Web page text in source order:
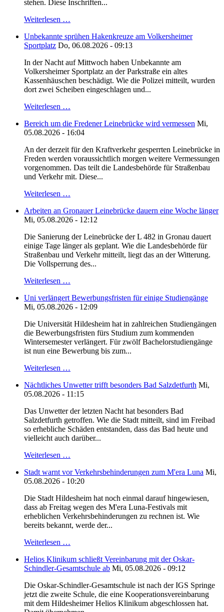
stehen. Diese Inschriften...
Weiterlesen …
Unbekannte sprühen Hakenkreuze am Volkersheimer
Sportplatz Do, 06.08.2026 - 09:13
In der Nacht auf Mittwoch haben Unbekannte am
Volkersheimer Sportplatz an der Parkstraße ein altes
Kassenhäuschen beschädigt. Wie die Polizei mitteilt, wurden
dort zwei Scheiben eingeschlagen und...
Weiterlesen …
Bereich um die Fredener Leinebrücke wird vermessen Mi,
05.08.2026 - 16:04
An der derzeit für den Kraftverkehr gesperrten Leinebrücke in
Freden werden voraussichtlich morgen weitere Vermessungen
vorgenommen. Das teilt die Landesbehörde für Straßenbau
und Verkehr mit. Diese...
Weiterlesen …
Arbeiten an Gronauer Leinebrücke dauern eine Woche länger
Mi, 05.08.2026 - 12:12
Die Sanierung der Leinebrücke der L 482 in Gronau dauert
einige Tage länger als geplant. Wie die Landesbehörde für
Straßenbau und Verkehr mitteilt, liegt das an der Witterung.
Die Vollsperrung des...
Weiterlesen …
Uni verlängert Bewerbungsfristen für einige Studiengänge
Mi, 05.08.2026 - 12:09
Die Universität Hildesheim hat in zahlreichen Studiengängen
die Bewerbungsfristen fürs Studium zum kommenden
Wintersemester verlängert. Für zwölf Bachelorstudiengänge
ist nun eine Bewerbung bis zum...
Weiterlesen …
Nächtliches Unwetter trifft besonders Bad Salzdetfurth Mi,
05.08.2026 - 11:15
Das Unwetter der letzten Nacht hat besonders Bad
Salzdetfurth getroffen. Wie die Stadt mitteilt, sind im Freibad
so erhebliche Schäden entstanden, dass das Bad heute und
vielleicht auch darüber...
Weiterlesen …
Stadt warnt vor Verkehrsbehinderungen zum M'era Luna Mi,
05.08.2026 - 10:20
Die Stadt Hildesheim hat noch einmal darauf hingewiesen,
dass ab Freitag wegen des M'era Luna-Festivals mit
erheblichen Verkehrsbehinderungen zu rechnen ist. Wie
bereits bekannt, werde der...
Weiterlesen …
Helios Klinikum schließt Vereinbarung mit der Oskar-
Schindler-Gesamtschule ab Mi, 05.08.2026 - 09:12
Die Oskar-Schindler-Gesamtschule ist nach der IGS Springe
jetzt die zweite Schule, die eine Kooperationsvereinbarung
mit dem Hildesheimer Helios Klinikum abgeschlossen hat.